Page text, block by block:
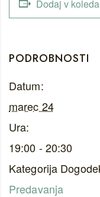
Dodaj v
PODROBNOSTI
Datum:
marec 24
Ura:
19:00 - 20:30
Kategorija
Predavanja